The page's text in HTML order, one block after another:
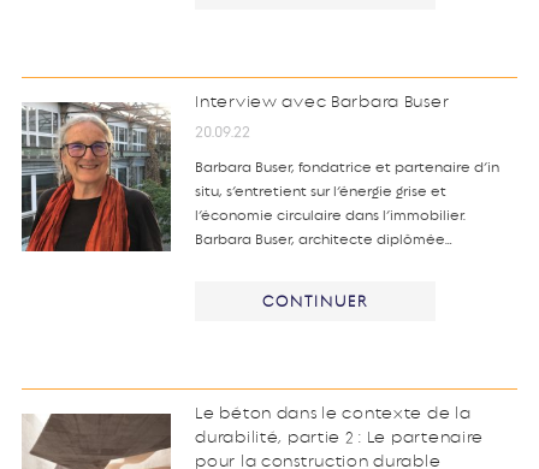
Interview avec Barbara Buser
20.09.22
Barbara Buser, fondatrice et partenaire d’in
situ, s’entretient sur l’énergie grise et
l’économie circulaire dans l’immobilier.
Barbara Buser, architecte diplômée…
CONTINUER
Le béton dans le contexte de la
durabilité, partie 2 : Le partenaire
pour la construction durable